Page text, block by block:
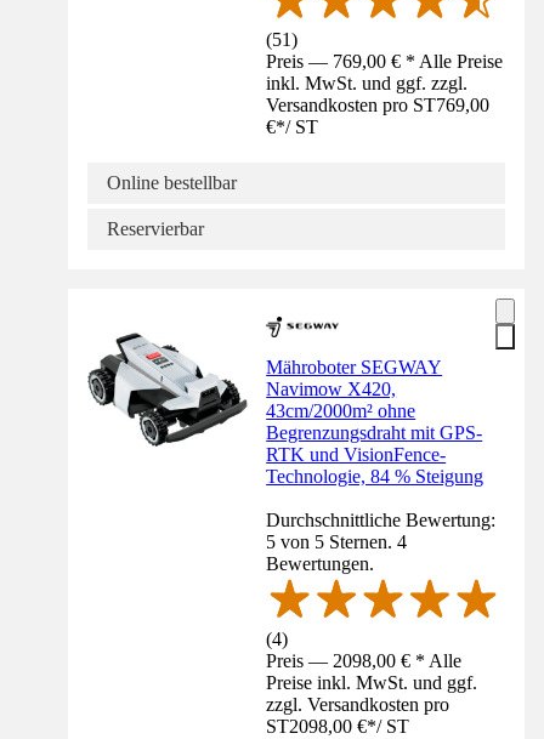
(51)
Preis — 769,00 € * Alle Preise
inkl. MwSt. und ggf. zzgl.
Versandkosten pro ST769,00
€*/ ST
Online bestellbar
Reservierbar
Mähroboter SEGWAY
Navimow X420,
43cm/2000m² ohne
Begrenzungsdraht mit GPS-
RTK und VisionFence-
Technologie, 84 % Steigung
Durchschnittliche Bewertung:
5 von 5 Sternen. 4
Bewertungen.
(4)
Preis — 2098,00 € * Alle
Preise inkl. MwSt. und ggf.
zzgl. Versandkosten pro
ST2098,00 €*/ ST